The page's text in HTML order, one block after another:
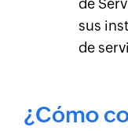
de
sus
de
¿Cómo